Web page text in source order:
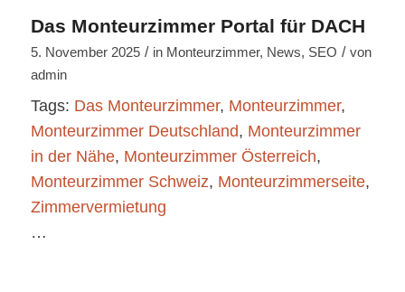
Das Monteurzimmer Portal für DACH
5. November 2025 / in Monteurzimmer, News, SEO / von
admin
Tags: Das Monteurzimmer, Monteurzimmer,
Monteurzimmer Deutschland, Monteurzimmer
in der Nähe, Monteurzimmer Österreich,
Monteurzimmer Schweiz, Monteurzimmerseite,
Zimmervermietung
…